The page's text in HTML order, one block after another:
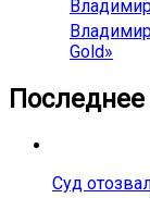
Gold»
Суд